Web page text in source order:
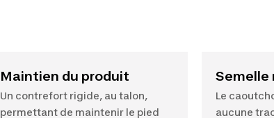
Maintien du produit
Un contrefort rigide, au talon,
permettant de maintenir le pied
Semelle
Le
aucune